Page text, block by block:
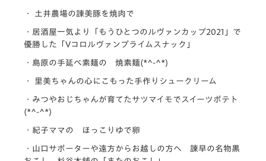
・ 土井農場の諌美豚を焼肉で
・居酒屋一気より「もうひとつのルヴァンカップ2021」で
優勝した「Vコロルヴァンプライムスナック」
・島原の手延べ素麺の 焼素麺(*^-^*)
・ 里美ちゃんの心にこもった手作りシュークリーム
・みつやおじちゃんが育てたサツマイモでスイーツポテト
(*^-^*)
・紀子ママの ほっこりゆで卵
・山口サポーターや遠方からお越しの方へ 諫早の名物黒